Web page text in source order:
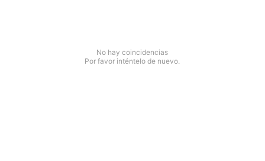
No hay coincidencias
Por favor inténtelo de nuevo.